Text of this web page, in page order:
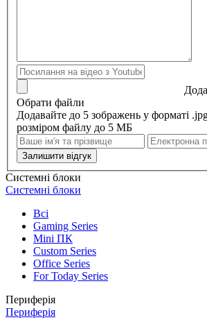
Обрати файли
Додавайте до 5 зображень у форматі
розміром файлу до 5 МБ
Залишити відгук
Системні блоки
Системні блоки
Всі
Gaming Series
Mini ПК
Custom Series
Office Series
For Today Series
Периферія
Периферія